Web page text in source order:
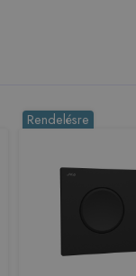
Rendelésre